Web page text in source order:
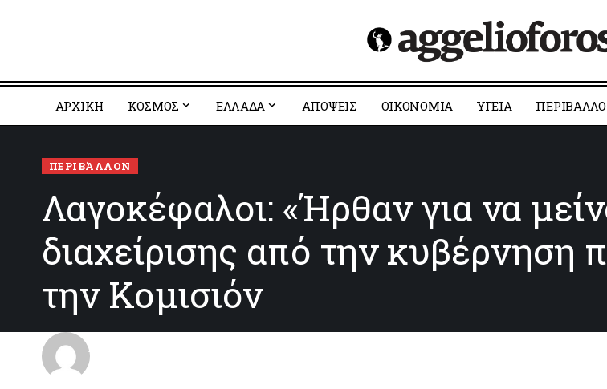
ΑΡΧΙΚΗ ΚΟΣΜΟΣ EΛΛΑΔΑ ΑΠΟΨΕΙΣ ΟΙΚΟΝΟΜΙΑ YΓΕΙΑ
ΠΕΡΙΒΆΛΛΟΝ
Λαγοκέφαλοι: «Ήρθαν για να
διαχείρισης από την κυβέρνηση
την Κομισιόν
Last updated: 22/06/2026 10:59
aggelioforos